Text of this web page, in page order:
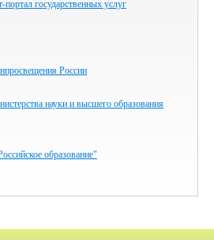
государственных услуг
России
науки и высшего образования
образование"